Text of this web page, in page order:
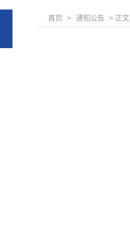
首页 > 通知公告 > 正文